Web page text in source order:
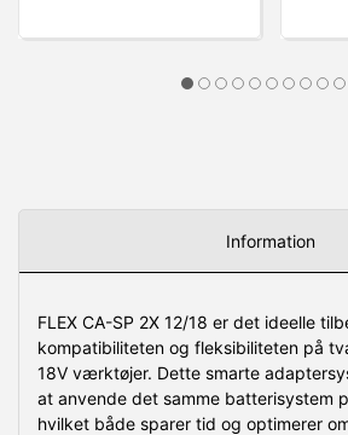
Information
FLEX CA-SP 2X 12/18 er det ideelle
kompatibiliteten og fleksibiliteten på
18V værktøjer. Dette smarte
at anvende det samme batterisystem
hvilket både sparer tid og optimerer